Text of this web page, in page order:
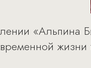
«Альпина
жизни